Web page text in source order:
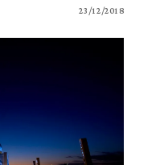
23/12/2018